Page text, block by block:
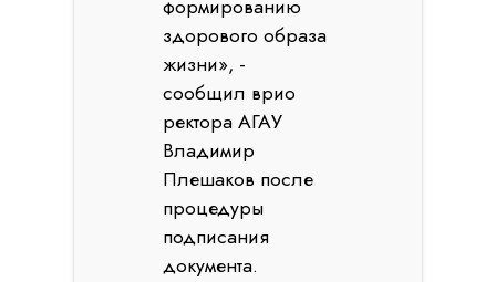
формированию
здорового образа
жизни», -
сообщил врио
ректора АГАУ
Владимир
Плешаков после
процедуры
подписания
документа.